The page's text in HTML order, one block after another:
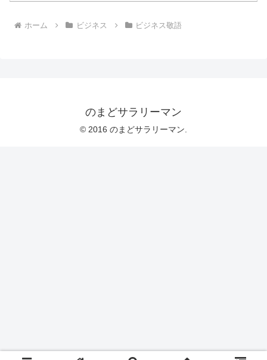
ホーム ビジネス ビジネス敬語
のまどサラリーマン
© 2016 のまどサラリーマン.